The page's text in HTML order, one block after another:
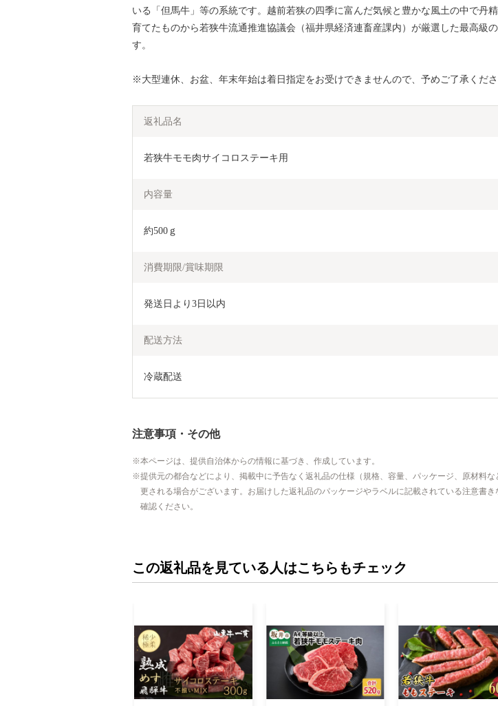
いる「但馬牛」等の系統です。越前若狭の四季に富んだ気候と豊かな風土の中で丹
育てたものから若狭牛流通推進協議会（福井県経済連畜産課内）が厳選した最高級
す。
※大型連休、お盆、年末年始は着日指定をお受けできませんので、予めご了承くださ
返礼品名
若狭牛モモ肉サイコロステーキ用
内容量
約500ｇ
消費期限/賞味期限
発送日より3日以内
配送方法
冷蔵配送
注意事項・その他
本ページは、提供自治体からの情報に基づき、作成しています。
提供元の都合などにより、掲載中に予告なく返礼品の仕様（規格、容量、パッケージ、原材料な
更される場合がございます。お届けした返礼品のパッケージやラベルに記載されている注意書き
確認ください。
この返礼品を見ている人はこちらもチェック